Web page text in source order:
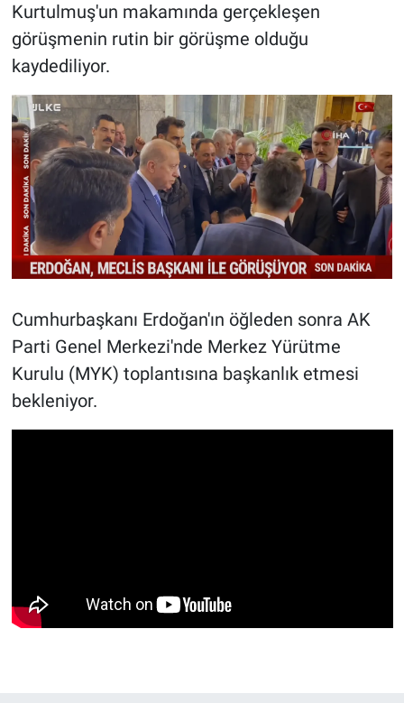
Kurtulmuş'un makamında gerçekleşen
görüşmenin rutin bir görüşme olduğu
kaydediliyor.
Cumhurbaşkanı Erdoğan'ın öğleden sonra AK
Parti Genel Merkezi'nde Merkez Yürütme
Kurulu (MYK) toplantısına başkanlık etmesi
bekleniyor.